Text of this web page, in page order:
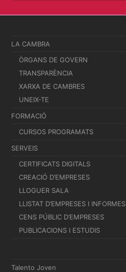
LA CAMBRA
ÒRGANS DE GOVERN
TRANSPARÈNCIA
XARXA DE CAMBRES
UNEIX-TE
FORMACIÓ
CURSOS PROGRAMATS
SERVEIS
CERTIFICATS DIGITALS
CREACIÓ D’EMPRESES
LLOGUER SALA
LLISTAT D’EMPRESES I INFORMES
CENS PÚBLIC D’EMPRESES
PUBLICACIONS I ESTUDIS
Talento Joven